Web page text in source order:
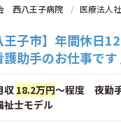
西八王子病院
医療法人
王子市】年間休日
護助手のお仕事で
収 18.2万円～程度 夜勤
祉士モデル